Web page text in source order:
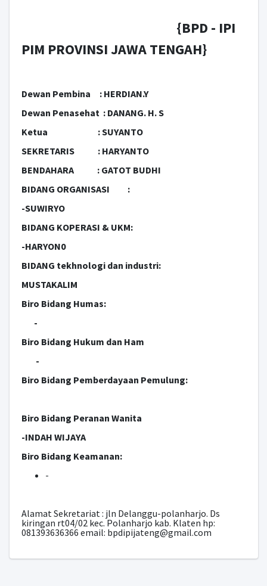
{BPD - IPI
PIM PROVINSI JAWA TENGAH}
Dewan Pembina : HERDIAN.Y
Dewan Penasehat : DANANG. H. S
Ketua : SUYANTO
SEKRETARIS : HARYANTO
BENDAHARA : GATOT BUDHI
BIDANG ORGANISASI :
-SUWIRYO
BIDANG KOPERASI & UKM:
-HARYON0
BIDANG tekhnologi dan industri:
MUSTAKALIM
Biro Bidang Humas:
-
Biro Bidang Hukum dan Ham
-
Biro Bidang Pemberdayaan Pemulung:
Biro Bidang Peranan Wanita
-INDAH WIJAYA
Biro Bidang Keamanan:
-
Alamat Sekretariat : jln Delanggu-polanharjo. Ds
kiringan rt04/02 kec. Polanharjo kab. Klaten hp:
081393636366 email: bpdipijateng@gmail.com